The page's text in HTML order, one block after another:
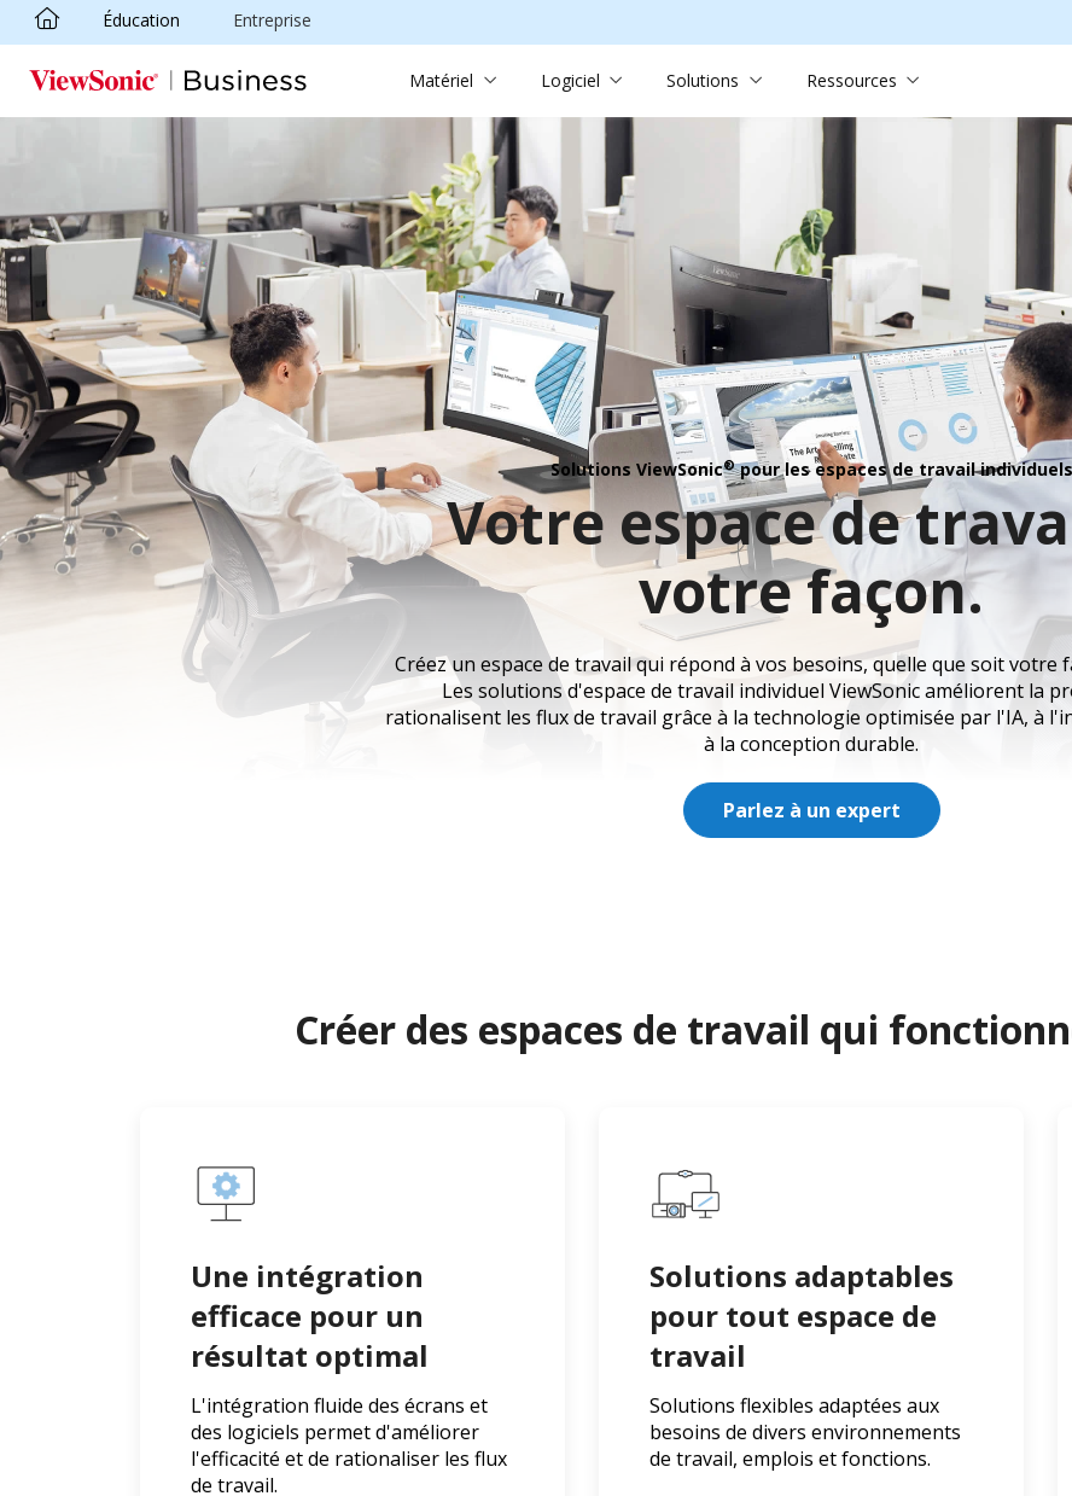
Passer au contenu principal
Éducation Entreprise
Matériel Logiciel Solutions Ressources
Solutions ViewSonic®pour les espaces de travail individuels
Votre espace de
votre façon.
Créez un espace de travail qui répond à vos besoins, quelle que soit votre
Les solutions d'espace de travail individuel ViewSonic améliorent la
rationalisent les flux de travail grâce à la technologie optimisée par l'IA, à
à la conception durable.
Parlez à un expert
Créer des espaces de travail qui
Une intégration
efficace pour un
résultat optimal
L'intégration fluide des écrans et
des logiciels permet d'améliorer
l'efficacité et de rationaliser les flux
de travail.
Solutions adaptables
pour tout espace de
travail
Solutions flexibles adaptées aux
besoins de divers environnements
de travail, emplois et fonctions.